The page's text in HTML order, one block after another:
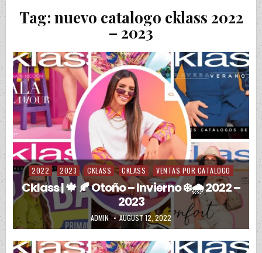
Tag: nuevo catalogo cklass 2022
– 2023
Posted in
2022 2023 CKLASS CKLASS VENTAS POR CATALOGO
Cklass | 🍁 🍂 Otoño – Invierno ❄️🌧️ 2022 –
2023
AUTHOR:
ADMIN PUBLISHED DATE:
AUGUST 12, 2022